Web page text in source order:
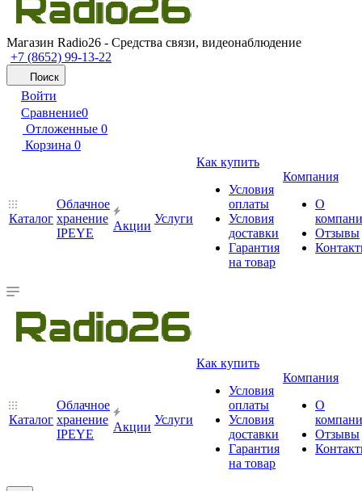
Магазин Radio26 - Средства связи, видеонаблюдение
+7 (8652) 99-13-22
Поиск
Войти
Сравнение0
Отложенные 0
Корзина 0
Каталог
Облачное
хранение
IPEYE
Акции
Услуги
Как купить
Условия
оплаты
Условия
доставки
Гарантия
на товар
Компания
О
Отзывы
Каталог
Облачное
хранение
IPEYE
Акции
Услуги
Как купить
Условия
оплаты
Условия
доставки
Гарантия
на товар
Компания
О
Отзывы